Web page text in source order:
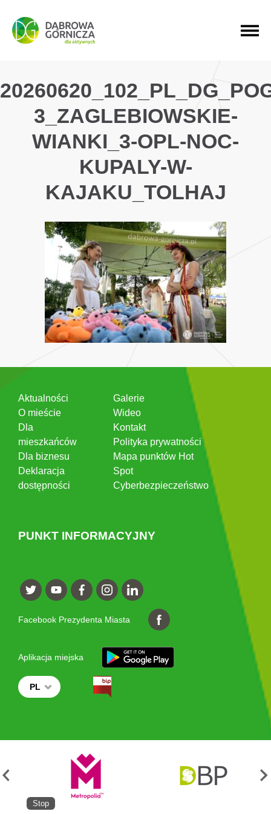
PRZEJDŹ DO MENU GŁÓWNEGO
PRZEJDŹ DO WYSZUKIWARKI
PRZEJDŹ DO TREŚCI
3_ZAGLEBIOWSKIE-
WIANKI_3-OPL-NOC-
KUPALY-W-
KAJAKU_TOLHAJ
Aktualności
O mieście
Dla
mieszkańców
Dla biznesu
Deklaracja
dostępności
Galerie
Wideo
Kontakt
Polityka prywatności
Mapa punktów Hot
Spot
Cyberbezpieczeństwo
PUNKT INFORMACYJNY
Facebook Prezydenta Miasta
Aplikacja miejska
PL
Stop